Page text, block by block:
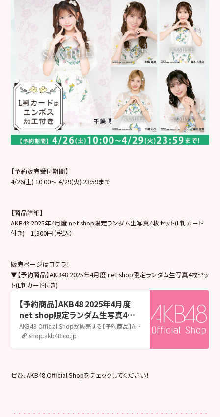
【予約販売受付期間】
4/26(土) 10:00～ 4/29(火) 23:59まで
【商品詳細】
AKB48 2025年4月度 net shop限定ランダム生写真4枚セット(L判カード
付き) 1,300円（税込）
販売ページはコチラ！
▼【予約商品】AKB48 2025年4月度 net shop限定ランダム生写真4枚セッ
ト(L判カード付き)
【予約商品】AKB48 2025年4月度
net shop限定ランダム生写真4枚
セット(L判カード付き) | AKB48
Official Shop
AKB48 Official Shopが販売する【予約商品】AKB48 2025年4月度 net shop限定ランダム生写真4枚セット(L判カード付き)の販売ページです。AKB48 Official ShopはAKB48の公式通販サイトです。メンバー個別グッズやライブグッズ、生誕グッズ、生写真をはじめ、CDやDVD&Blu-rayも取扱い中！
shop.akb48.co.jp
ぜひ、AKB48 Official Shopをチェックしてください！